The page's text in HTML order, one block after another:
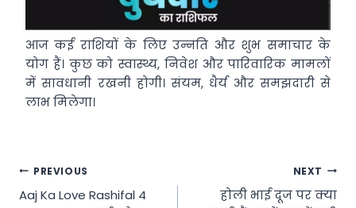
आज कई राशियों के लिए उन्नति और शुभ समाचार के
योग हैं। कुछ को स्वास्थ्य, निवेश और पारिवारिक मामलों
में सावधानी रखनी होगी। संयम, धैर्य और समझदारी से
लाभ मिलेगा।
Post
PREVIOUS
Aaj Ka Love Rashifal 4
NEXT
होली भाई दूज पर क्‍या